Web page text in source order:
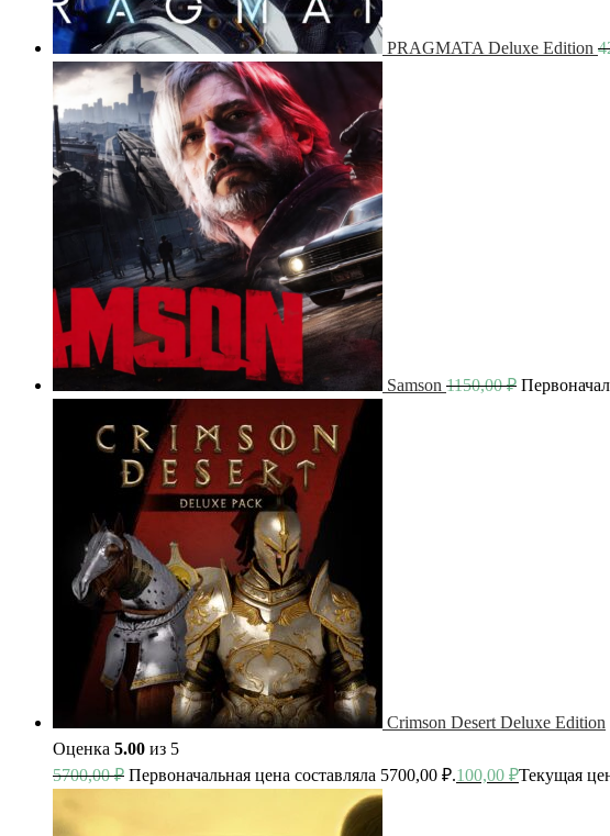
PRAGMATA Deluxe Edition
Samson 1150,00₽
Crimson Desert Deluxe Edition
Оценка 5.00 из 5
5700,00₽ Первоначальная цена составляла 5700,00 ₽.100,00 ₽Текущая